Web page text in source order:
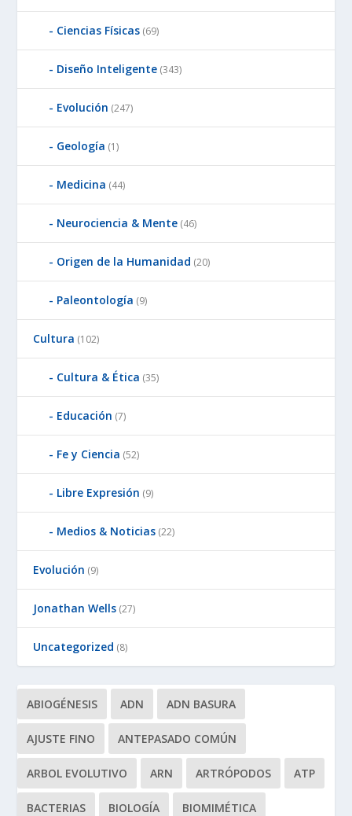
Ciencias Físicas (69)
Diseño Inteligente (343)
Evolución (247)
Geología (1)
Medicina (44)
Neurociencia & Mente (46)
Origen de la Humanidad (20)
Paleontología (9)
Cultura (102)
Cultura & Ética (35)
Educación (7)
Fe y Ciencia (52)
Libre Expresión (9)
Medios & Noticias (22)
Evolución (9)
Jonathan Wells (27)
Uncategorized (8)
ABIOGÉNESIS ADN ADN BASURA
AJUSTE FINO ANTEPASADO COMÚN
ARBOL EVOLUTIVO ARN ARTRÓPODOS ATP
BACTERIAS BIOLOGÍA BIOMIMÉTICA